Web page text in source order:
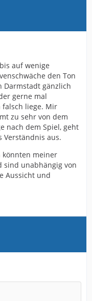
auf wenige
den Ton
Darmstadt gänzlich
gerne mal
liege. Mir
zu sehr von dem
nach dem Spiel, geht
aus.
könnten meiner
sind unabhängig von
Aussicht und